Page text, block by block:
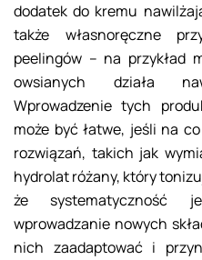
dodatek do kremu
także własnoręczne
peelingów – na przykład
owsianych działa
Wprowadzenie tych
może być łatwe, jeśli na
rozwiązań, takich jak
hydrolat różany, który
że systematyczność
wprowadzanie nowych
nich zaadaptować i